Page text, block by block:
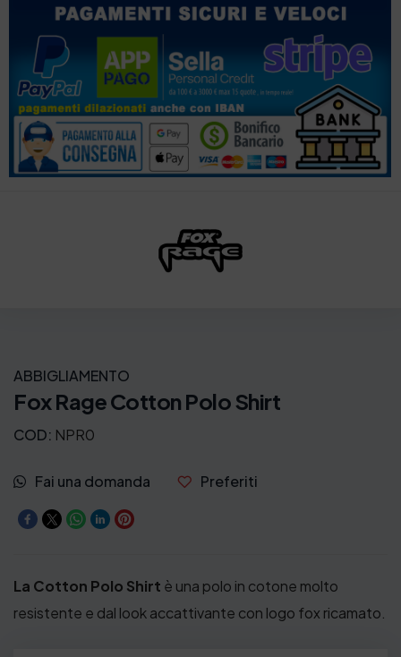
ABBIGLIAMENTO
Fox Rage Cotton Polo Shirt
COD: NPR0
Fai una domanda Preferiti
La Cotton Polo Shirt è una polo in cotone molto
resistente e dal look accattivante con logo fox ricamato.